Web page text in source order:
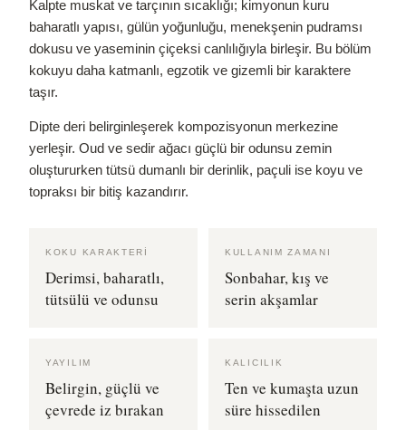
Kalpte muskat ve tarçının sıcaklığı; kimyonun kuru
baharatlı yapısı, gülün yoğunluğu, menekşenin pudramsı
dokusu ve yaseminin çiçeksi canlılığıyla birleşir. Bu bölüm
kokuyu daha katmanlı, egzotik ve gizemli bir karaktere
taşır.
Dipte deri belirginleşerek kompozisyonun merkezine
yerleşir. Oud ve sedir ağacı güçlü bir odunsu zemin
oluştururken tütsü dumanlı bir derinlik, paçuli ise koyu ve
topraksı bir bitiş kazandırır.
KOKU KARAKTERI
Derimsi, baharatlı,
tütsülü ve odunsu
KULLANIM ZAMANI
Sonbahar, kış ve
serin akşamlar
YAYILIM
Belirgin, güçlü ve
çevrede iz bırakan
KALICILIK
Ten ve kumaşta uzun
süre hissedilen